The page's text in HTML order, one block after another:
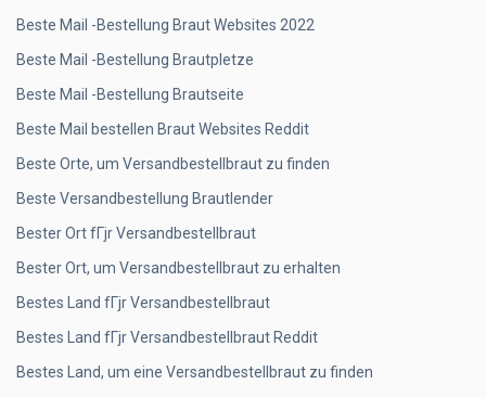
Beste Mail -Bestellung Braut Websites 2022
Beste Mail -Bestellung Brautpletze
Beste Mail -Bestellung Brautseite
Beste Mail bestellen Braut Websites Reddit
Beste Orte, um Versandbestellbraut zu finden
Beste Versandbestellung Brautlender
Bester Ort fГјr Versandbestellbraut
Bester Ort, um Versandbestellbraut zu erhalten
Bestes Land fГјr Versandbestellbraut
Bestes Land fГјr Versandbestellbraut Reddit
Bestes Land, um eine Versandbestellbraut zu finden